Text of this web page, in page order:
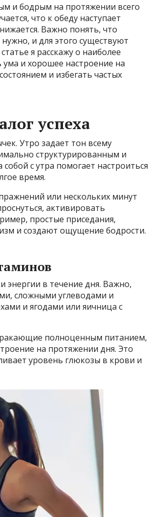
и бодрым на протяжении всего
что к обеду наступает
Важно понять, что
и для этого существуют
я расскажу о наиболее
ума и хорошее настроение на
и избегать частых
успеха
Утро задает тон всему
структурированным и
с утра помогает настроиться
время.
или нескольких минут
активировать
простые приседания,
и создают ощущение бодрости.
в течение дня. Важно,
сложными углеводами и
и ягодами или яичница с
полноценным питанием,
на протяжении дня. Это
уровень глюкозы в крови и